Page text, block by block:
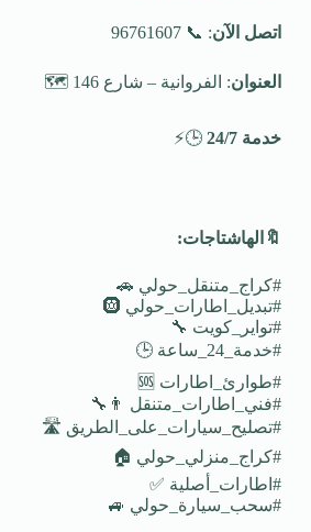
اتصل الآن: 📞 96761607
العنوان: الفروانية – شارع 146 🗺️
خدمة 24/7 🕒⚡
🔖 الهاشتاجات:
#كراج_متنقل_حولي 🚗
#تبديل_اطارات_حولي 🛞
#تواير_كويت 🔧
#خدمة_24_ساعة 🕒
#طوارئ_اطارات 🆘
#فني_اطارات_متنقل 👨‍🔧
#تصليح_سيارات_على_الطريق 🛣️
#كراج_منزلي_حولي 🏠
#اطارات_أصلية ✅
#سحب_سيارة_حولي 🚙